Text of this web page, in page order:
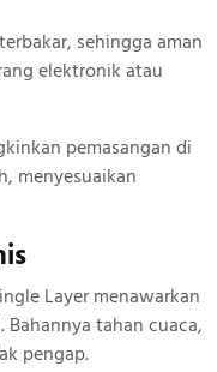
sehingga aman
elektronik atau
pemasangan di
menyesuaikan
Layer menawarkan
tahan cuaca,
pengap.